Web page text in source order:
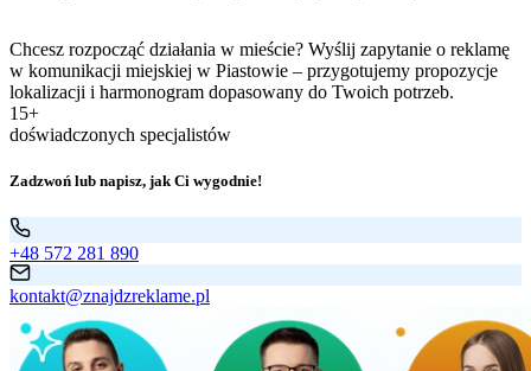
Chcesz rozpocząć działania w mieście? Wyślij zapytanie o reklamę
w komunikacji miejskiej w Piastowie – przygotujemy propozycje
lokalizacji i harmonogram dopasowany do Twoich potrzeb.
15+
doświadczonych specjalistów
Zadzwoń lub napisz, jak Ci wygodnie!
+48 572 281 890
kontakt@znajdzreklame.pl